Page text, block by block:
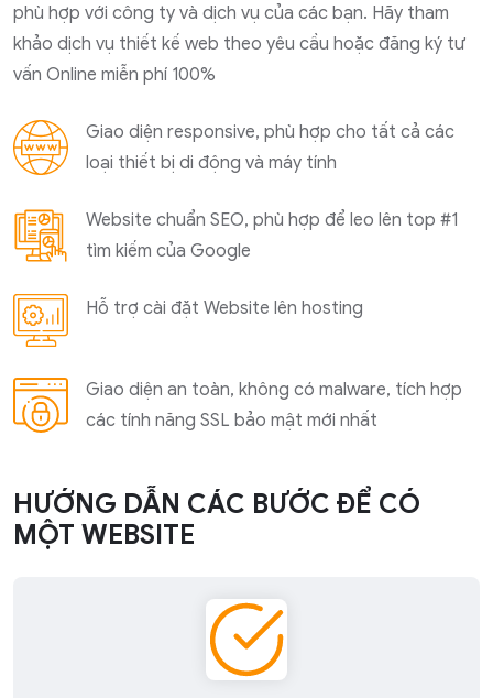
phù hợp với công ty và dịch vụ của các bạn. Hãy tham
khảo dịch vụ thiết kế web theo yêu cầu hoặc đăng ký tư
vấn Online miễn phí 100%
Giao diện responsive, phù hợp cho tất cả các
loại thiết bị di động và máy tính
Website chuẩn SEO, phù hợp để leo lên top #1
tìm kiếm của Google
Hỗ trợ cài đặt Website lên hosting
Giao diện an toàn, không có malware, tích hợp
các tính năng SSL bảo mật mới nhất
HƯỚNG DẪN CÁC BƯỚC ĐỂ CÓ
MỘT WEBSITE